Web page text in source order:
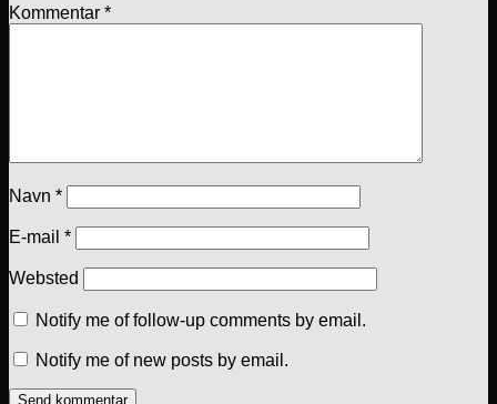
Kommentar *
Navn *
E-mail *
Websted
Notify me of follow-up comments by email.
Notify me of new posts by email.